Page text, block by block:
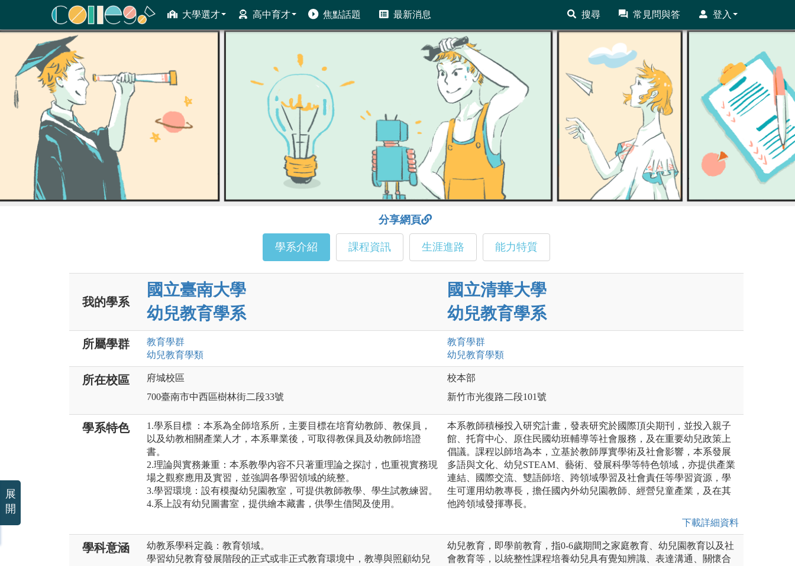
大學選才 高中育才 焦點話題 最新消息 搜尋 常見問與答 登入
ColleGo! 大學選才與高中育才輔助系統
分享網頁
學系介紹 課程資訊 生涯進路 能力特質
我的學系
國立臺南大學
幼兒教育學系
國立清華大學
幼兒教育學系
所屬學群 教育學群
幼兒教育學類
教育學群
幼兒教育學類
所在校區
府城校區
700臺南市中西區樹林街二段33號
校本部
新竹市光復路二段101號
學系特色
1.學系目標 ：本系為全師培系所，主要目標在培育幼教師、教保員，
以及幼教相關產業人才，本系畢業後，可取得教保員及幼教師培證
書。
2.理論與實務兼重：本系教學內容不只著重理論之探討，也重視實務現
場之觀察應用及實習，並強調各學習領域的統整。
3.學習環境：設有模擬幼兒園教室，可提供教師教學、學生試教練習。
4.系上設有幼兒圖書室，提供繪本藏書，供學生借閱及使用。
本系教師積極投入研究計畫，發表研究於國際頂尖期刊，並投入親子
館、托育中心、原住民國幼班輔導等社會服務，及在重要幼兒政策上
倡議。課程以師培為本，立基於教師厚實學術及社會影響，本系發展
多語與文化、幼兒STEAM、藝術、發展科學等特色領域，亦提供產業
連結、國際交流、雙語師培、跨領域學習及社會責任等學習資源，學
生可運用幼教專長，擔任國內外幼兒園教師、經營兒童產業，及在其
他跨領域發揮專長。
下載詳細資料
學科意涵
幼教系學科定義：教育領域。
學習幼兒教育發展階段的正式或非正式教育環境中，教導與照顧幼兒
幼兒教育，即學前教育，指0-6歲期間之家庭教育、幼兒園教育以及社
會教育等，以統整性課程培養幼兒具有覺知辨識、表達溝通、關懷合
展
開